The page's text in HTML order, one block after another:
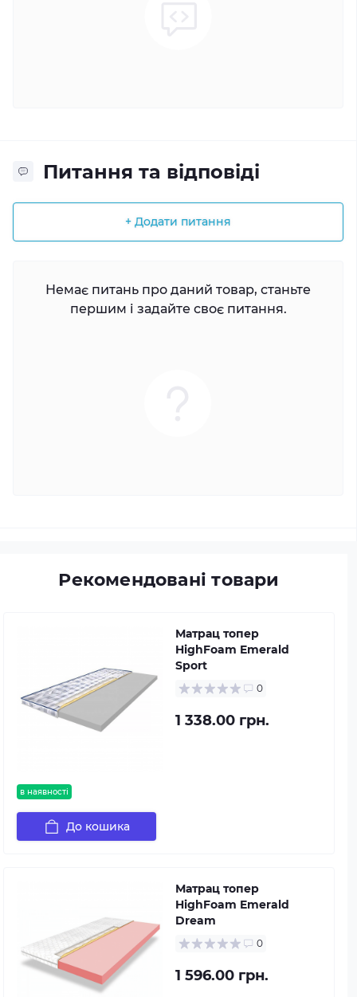
Питання та відповіді
+ Додати питання
Немає питань про даний товар, станьте
першим і задайте своє питання.
Рекомендовані товари
в наявності
Матрац топер
HighFoam Emerald
Sport
0
1 338.00 грн.
До кошика
Матрац топер
HighFoam Emerald
Dream
0
1 596.00 грн.